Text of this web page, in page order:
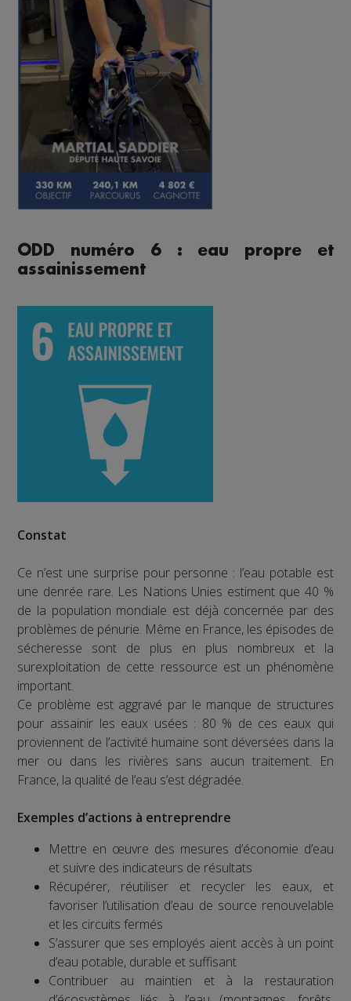
ODD numéro 6 : eau propre et
assainissement
Constat
Ce n’est une surprise pour personne : l’eau potable est
une denrée rare. Les Nations Unies estiment que 40 %
de la population mondiale est déjà concernée par des
problèmes de pénurie. Même en France, les épisodes de
sécheresse sont de plus en plus nombreux et la
surexploitation de cette ressource est un phénomène
important.
Ce problème est aggravé par le manque de structures
pour assainir les eaux usées : 80 % de ces eaux qui
proviennent de l’activité humaine sont déversées dans la
mer ou dans les rivières sans aucun traitement. En
France, la qualité de l’eau s’est dégradée.
Exemples d’actions à entreprendre
Mettre en œuvre des mesures d’économie d’eau
et suivre des indicateurs de résultats
Récupérer, réutiliser et recycler les eaux, et
favoriser l’utilisation d’eau de source renouvelable
et les circuits fermés
S’assurer que ses employés aient accès à un point
d’eau potable, durable et suffisant
Contribuer au maintien et à la restauration